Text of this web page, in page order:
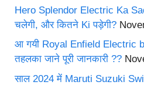
Hero Splendor Electric Ka
चलेगी, और कितने Ki पड़ेगी?
आ गयी Royal Enfield Electric
तहलका जाने पूरी जानकारी ??
साल 2024 में Maruti Suzuki